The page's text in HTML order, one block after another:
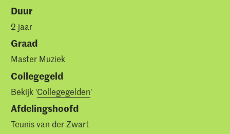
Duur
2 jaar
Graad
Master Muziek
Collegegeld
Bekijk 'Collegegelden'
Afdelingshoofd
Teunis van der Zwart